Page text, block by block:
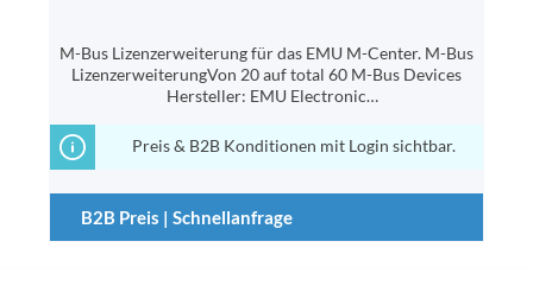
M-Bus Lizenzerweiterung für das EMU M-Center. M-Bus
LizenzerweiterungVon 20 auf total 60 M-Bus Devices
Hersteller: EMU Electronic
Preis & B2B Konditionen mit Login sichtbar.
B2B Preis | Schnellanfrage